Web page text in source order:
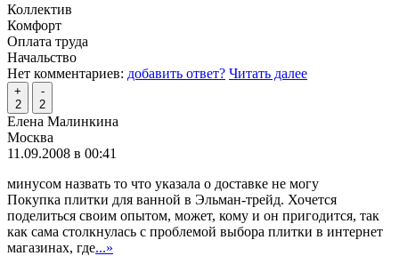
Коллектив
Комфорт
Оплата труда
Начальство
Нет комментариев: добавить ответ? Читать далее
+
2
-
2
Елена Малинкина
Москва
11.09.2008 в 00:41
минусом назвать то что указала о доставке не могу
Покупка плитки для ванной в Эльман-трейд. Хочется
поделиться своим опытом, может, кому и он пригодится, так
как сама столкнулась с проблемой выбора плитки в интернет
магазинах, где...»